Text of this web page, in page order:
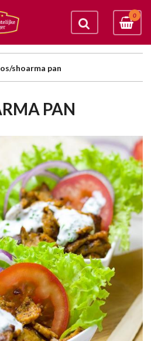
0
shoarma pan
PAN